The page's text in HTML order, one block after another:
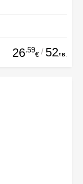
26.59
€ / 52лв.